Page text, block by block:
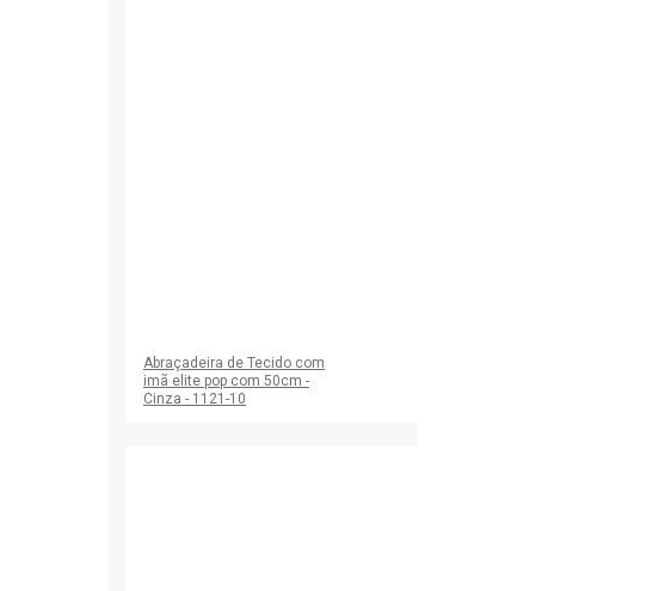
Abraçadeira de Tecido com
imã elite pop com 50cm -
Cinza - 1121-10